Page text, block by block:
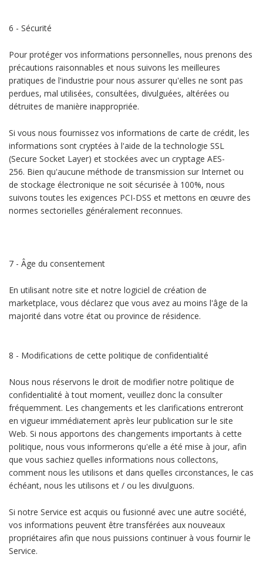
6 - Sécurité
Pour protéger vos informations personnelles, nous prenons des
précautions raisonnables et nous suivons les meilleures
pratiques de l'industrie pour nous assurer qu'elles ne sont pas
perdues, mal utilisées, consultées, divulguées, altérées ou
détruites de manière inappropriée.
Si vous nous fournissez vos informations de carte de crédit, les
informations sont cryptées à l'aide de la technologie SSL
(Secure Socket Layer) et stockées avec un cryptage AES-
256. Bien qu'aucune méthode de transmission sur Internet ou
de stockage électronique ne soit sécurisée à 100%, nous
suivons toutes les exigences PCI-DSS et mettons en œuvre des
normes sectorielles généralement reconnues.
7 - Âge du consentement
En utilisant notre site et notre logiciel de création de
marketplace, vous déclarez que vous avez au moins l'âge de la
majorité dans votre état ou province de résidence.
8 - Modifications de cette politique de confidentialité
Nous nous réservons le droit de modifier notre politique de
confidentialité à tout moment, veuillez donc la consulter
fréquemment. Les changements et les clarifications entreront
en vigueur immédiatement après leur publication sur le site
Web. Si nous apportons des changements importants à cette
politique, nous vous informerons qu'elle a été mise à jour, afin
que vous sachiez quelles informations nous collectons,
comment nous les utilisons et dans quelles circonstances, le cas
échéant, nous les utilisons et / ou les divulguons.
Si notre Service est acquis ou fusionné avec une autre société,
vos informations peuvent être transférées aux nouveaux
propriétaires afin que nous puissions continuer à vous fournir le
Service.